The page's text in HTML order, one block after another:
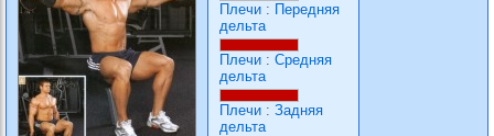
Плечи : Передняя
дельта
Плечи : Средняя
дельта
Плечи : Задняя
дельта